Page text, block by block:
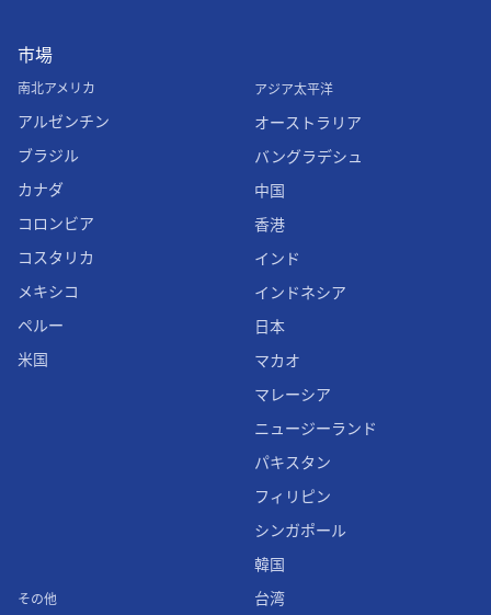
市場
南北アメリカ
アルゼンチン
ブラジル
カナダ
コロンビア
コスタリカ
メキシコ
ペルー
米国
その他
アジア太平洋
オーストラリア
バングラデシュ
中国
香港
インド
インドネシア
日本
マカオ
マレーシア
ニュージーランド
パキスタン
フィリピン
シンガポール
韓国
台湾